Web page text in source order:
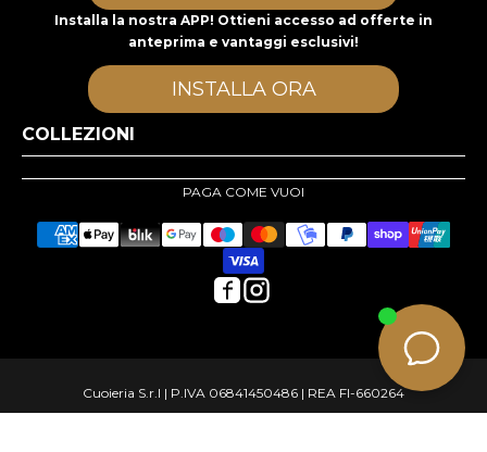
Installa la nostra APP! Ottieni accesso ad offerte in
anteprima e vantaggi esclusivi!
INSTALLA ORA
COLLEZIONI
PAGA COME VUOI
Cuoieria S.r.l | P.IVA 06841450486 | REA FI-660264